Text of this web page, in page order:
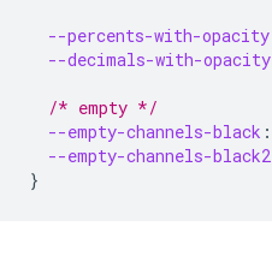
--percents-with-opacity
--decimals-with-opacity
/* empty */
--empty-channels-black :
--empty-channels-black2
}